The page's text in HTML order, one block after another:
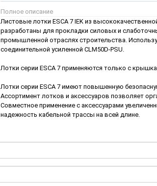
Полное описание
Листовые лотки ESCA 7 IEK из
разработаны для прокладки силовых и
промышленной отраслях строительства.
соединительной усиленной CLM50D-PSU.
Лотки серии ESCA 7 применяются только с
Лотки серии ESCA 7 имеют повышенную
Ассортимент лотков и аксессуаров позволяет
Совместное применение с аксессуарами
надежность кабельной трассы на всей длине.